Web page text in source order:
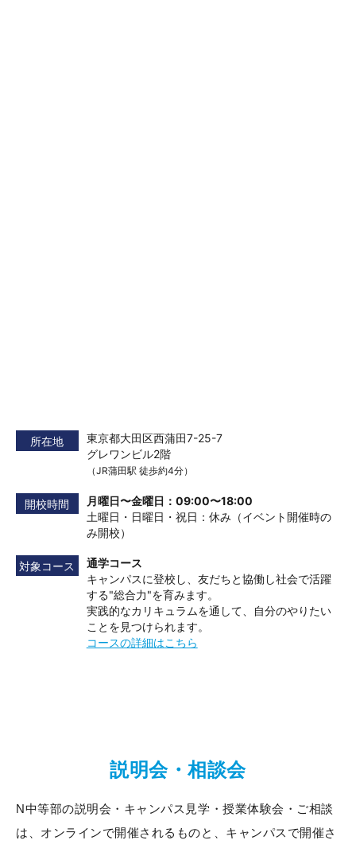
所在地
東京都大田区西蒲田7-25-7
グレワンビル2階
（JR蒲田駅 徒歩約4分）
開校時間
月曜日〜金曜日：09:00〜18:00
土曜日・日曜日・祝日：休み（イベント開催時の
み開校）
対象コース
通学コース
キャンパスに登校し、友だちと協働し社会で活躍
する"総合力"を育みます。
実践的なカリキュラムを通して、自分のやりたい
ことを見つけられます。
コースの詳細はこちら
説明会・相談会
N中等部の説明会・キャンパス見学・授業体験会・ご相談
は、 オンラインで開催されるものと、キャンパスで開催さ